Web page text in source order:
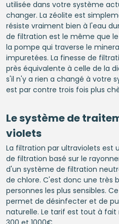
utilisée dans votre système
changer. La zéolite est
résiste vraiment bien à l'eau
de filtration est le même que
la pompe qui traverse le
impuretées. La finesse de
près équivalente à celle de la
s'il n'y a rien a changé à votre
est par contre trois fois plus
Le système de
violets
La filtration par ultraviolets est
de filtration basé sur le
d'un système de filtration
de chlore. C'est donc une très
personnes les plus sensibles.
permet de désinfecter et de
naturelle. Le tarif est tout à fait